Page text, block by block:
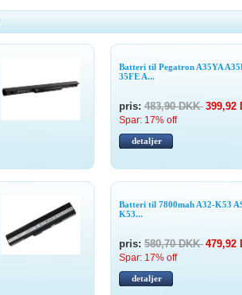
Batteri til Pegatron A35YA
35FE A...
pris: 483,90 DKK 399,92
Spar: 17% off
detaljer
Batteri til 7800mah A32-K53
K53...
pris: 580,70 DKK 479,92
Spar: 17% off
detaljer